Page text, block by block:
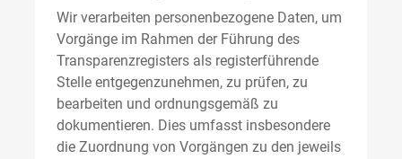
Wir verarbeiten personenbezogene Daten, um
Vorgänge im Rahmen der Führung des
Transparenzregisters als registerführende
Stelle entgegenzunehmen, zu prüfen, zu
bearbeiten und ordnungsgemäß zu
dokumentieren. Dies umfasst insbesondere
die Zuordnung von Vorgängen zu den jeweils